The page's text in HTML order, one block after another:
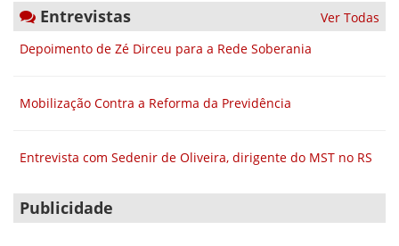
Entrevistas Ver Todas
Depoimento de Zé Dirceu para a Rede Soberania
Mobilização Contra a Reforma da Previdência
Entrevista com Sedenir de Oliveira, dirigente do MST no RS
Publicidade